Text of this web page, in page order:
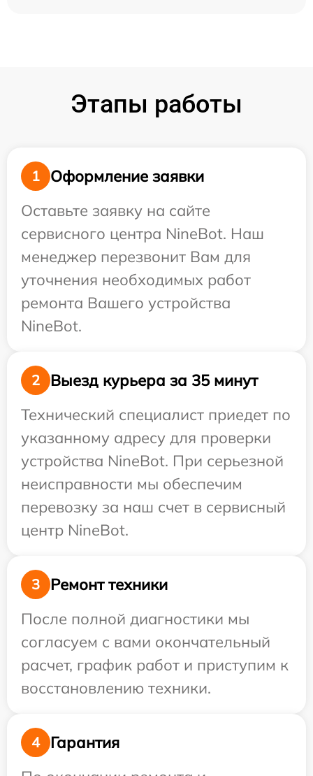
Этапы работы
1
Оформление заявки
Оставьте заявку на сайте
сервисного центра NineBot. Наш
менеджер перезвонит Вам для
уточнения необходимых работ
ремонта Вашего устройства
NineBot.
2
Выезд курьера за 35 минут
Технический специалист приедет по
указанному адресу для проверки
устройства NineBot. При серьезной
неисправности мы обеспечим
перевозку за наш счет в сервисный
центр NineBot.
3
Ремонт техники
После полной диагностики мы
согласуем с вами окончательный
расчет, график работ и приступим к
восстановлению техники.
4
Гарантия